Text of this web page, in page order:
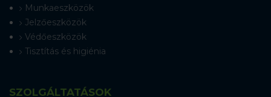
Munkaeszközök
Jelzőeszközök
Védőeszközök
Tisztítás és higiénia
SZOLGÁLTATÁSOK